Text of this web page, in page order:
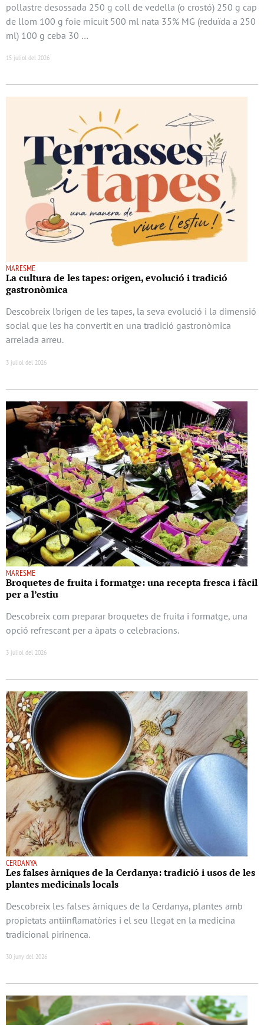
pollastre desossada 250 g coll de vedella (o crostó) 250 g cap
de llom 100 g foie micuit 500 ml nata 35% MG (reduïda a 250
ml) 100 g ceba 30 …
15 juliol del 2026
MARESME
La cultura de les tapes: origen, evolució i tradició
gastronòmica
Descobreix l’origen de les tapes, la seva evolució i la dimensió
social que les ha convertit en una tradició gastronòmica
arrelada arreu.
3 juliol del 2026
MARESME
Broquetes de fruita i formatge: una recepta fresca i fàcil
per a l’estiu
Descobreix com preparar broquetes de fruita i formatge, una
opció refrescant per a àpats o celebracions.
3 juliol del 2026
CERDANYA
Les falses àrniques de la Cerdanya: tradició i usos de les
plantes medicinals locals
Descobreix les falses àrniques de la Cerdanya, plantes amb
propietats antiinflamatòries i el seu llegat en la medicina
tradicional pirinenca.
30 juny del 2026